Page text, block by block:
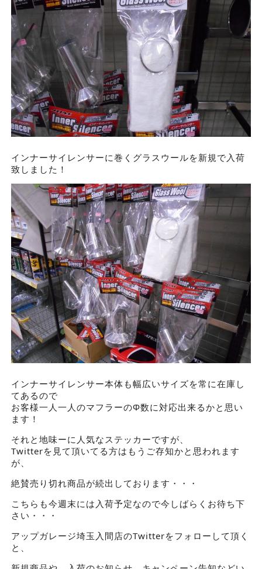
インナーサイレンサーに巻くグラスウールを新規で入荷
致しました！
インナーサイレンサー本体も幅広いサイズを常に在庫し
てあるので
お客様一人一人のマフラーのΦ数に対応出来るかと思い
ます！
それと地味ーに人気なステッカーですが、
Twitterを見て頂いてる方はもうご存知かと思われます
が、
絶賛売り切れ商品が続出しております・・・
こちらも今週末には入荷予定なので今しばらくお待ち下
さい・・・
アップガレージ埼玉入間店のTwitterをフォローして頂く
と、